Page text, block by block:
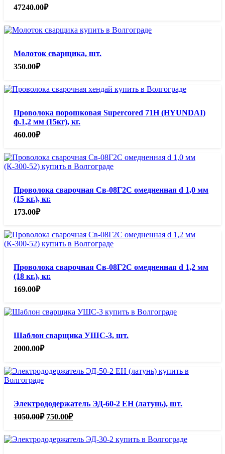
47240.00₽
Молоток сварщика, шт.
350.00₽
Проволока порошковая Supercored 71H (HYUNDAI)
ф.1,2 мм (15кг), кг.
460.00₽
Проволока сварочная Св-08Г2С омедненная d 1,0 мм
(15 кг.), кг.
173.00₽
Проволока сварочная Св-08Г2С омедненная d 1,2 мм
(18 кг.), кг.
169.00₽
Шаблон сварщика УШС-3, шт.
2000.00₽
Электрододержатель ЭД-60-2 ЕН (латунь), шт.
1050.00₽ Первоначальная
1050.00₽.
750.00₽Текущая
750.00₽.